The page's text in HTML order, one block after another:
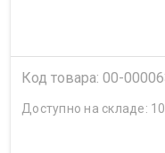
Код товара: 00-
Доступно на складе: